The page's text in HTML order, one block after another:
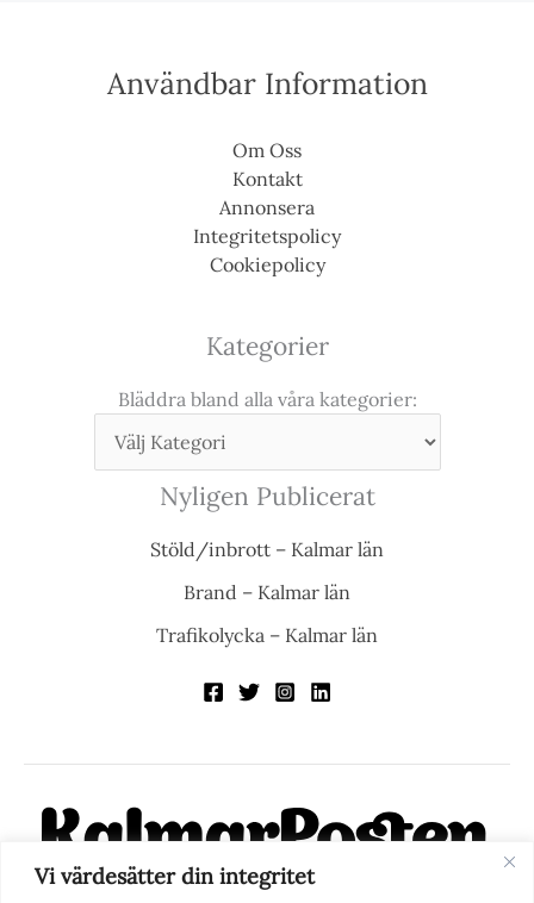
Vi värdesätter din integritet
Användbar Information
Om Oss
Kontakt
Annonsera
Integritetspolicy
Cookiepolicy
Kategorier
Bläddra bland alla våra kategorier:
Nyligen Publicerat
Stöld/inbrott – Kalmar län
Brand – Kalmar län
Trafikolycka – Kalmar län
KalmarPosten är en modern lokalnyhetstidning på nätet. Med